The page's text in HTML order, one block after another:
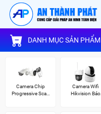
DANH MỤC SẢN PHẨM
Camera Chip
Progressive Scan
Camera Wifi
Hikvision Báo